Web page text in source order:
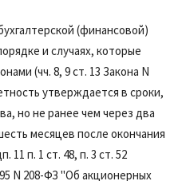
(финансовой)
и случаях, которые
(чч. 8, 9 ст. 13 Закона N
утверждается в сроки,
но не ранее чем через два
месяцев после окончания
11 п. 1 ст. 48, п. 3 ст. 52
N 208-ФЗ "Об акционерных